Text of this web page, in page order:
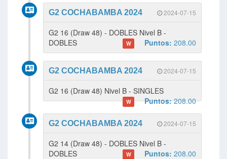
2024-07-15
G2 COCHABAMBA 2024
G2 16 (Draw 48) - DOBLES Nivel B -
DOBLES
W Puntos: 208.00
2024-07-15
G2 COCHABAMBA 2024
G2 16 (Draw 48) Nivel B - SINGLES
W Puntos:208.00
2024-07-15
G2 COCHABAMBA 2024
G2 14 (Draw 48) - DOBLES Nivel B -
DOBLES
W Puntos: 208.00